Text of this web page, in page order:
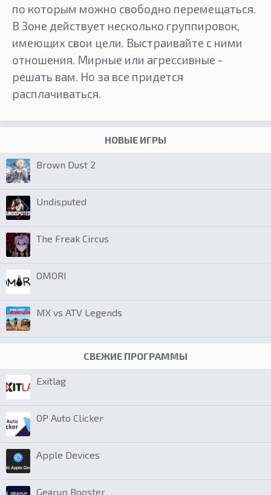
по которым можно свободно перемещаться.
В Зоне действует несколько группировок,
имеющих свои цели. Выстраивайте с ними
отношения. Мирные или агрессивные -
решать вам. Но за все придется
расплачиваться.
НОВЫЕ ИГРЫ
Brown Dust 2
Undisputed
The Freak Circus
OMORI
MX vs ATV Legends
СВЕЖИЕ ПРОГРАММЫ
Exitlag
OP Auto Clicker
Apple Devices
Gearup Booster